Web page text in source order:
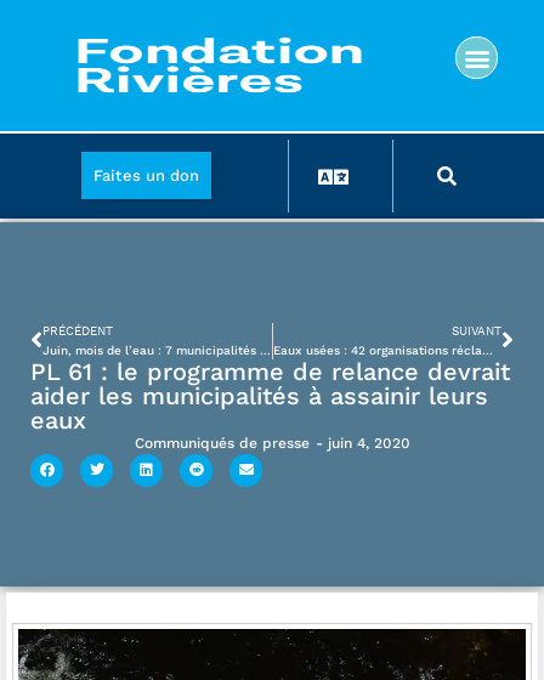
Faites un don
PRÉCÉDENT
Juin, mois de l’eau : 7 municipalités sur 10 contaminent toujours les rivières
SUIVANT
Eaux usées : 42 organisations réclament un grand chantier de l’eau propre
PL 61 : le programme de relance devrait
aider les municipalités à assainir leurs
eaux
Communiqués de presse - juin 4, 2020